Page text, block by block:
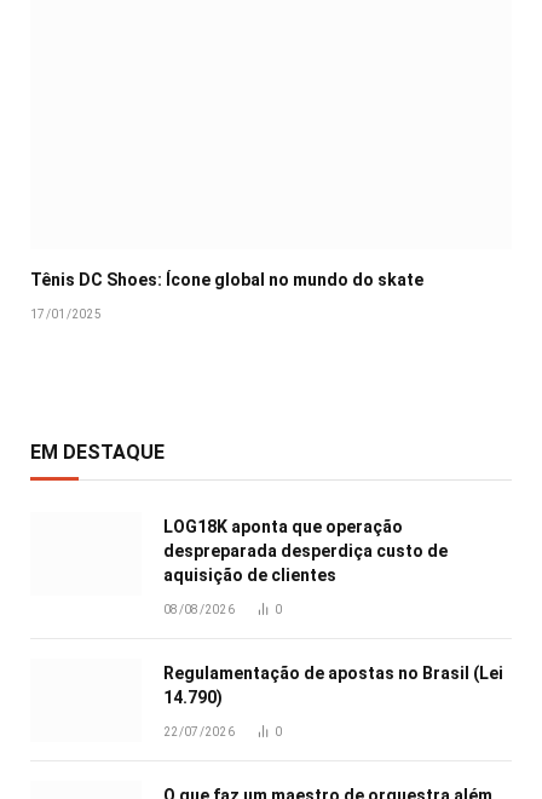
Tênis DC Shoes: Ícone global no mundo do skate
17/01/2025
EM DESTAQUE
LOG18K aponta que operação
despreparada desperdiça custo de
aquisição de clientes
08/08/2026 0
Regulamentação de apostas no Brasil (Lei
14.790)
22/07/2026 0